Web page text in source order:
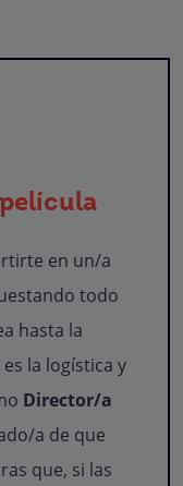
en un/a
todo
hasta la
la logística y
Director/a
a de que
que, si las